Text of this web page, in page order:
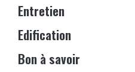
Entretien
Edification
Bon à savoir